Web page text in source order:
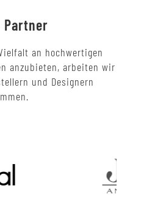
Partner
an hochwertigen
anzubieten, arbeiten wir
und Designern